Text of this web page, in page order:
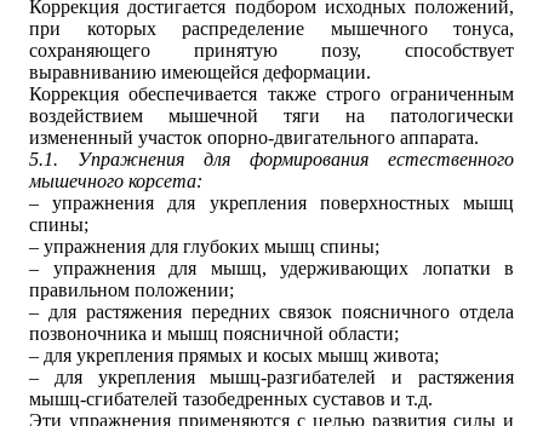
Коррекция достигается подбором исходных положений,
при которых распределение мышечного тонуса,
сохраняющего принятую позу, способствует
выравниванию имеющейся деформации.
Коррекция обеспечивается также строго ограниченным
воздействием мышечной тяги на патологически
измененный участок опорно-двигaтeльного аппарата.
5.1.
Упражнения для формирования естественного
мышечного корсета:
– упражнения для укрепления поверхностных мышц
спины;
– упражнения для глубоких мышц спины;
– упражнения для мышц, удерживающих лопатки в
правильном положении;
– для растяжения передних связок поясничного отдела
позвоночника и мышц поясничной области;
– для укрепления прямых и косых мышц живота;
– для укрепления мышц-разгибателей и растяжения
мышц-сгибателей тазобедренных суставов и т.д.
Эти упражнения применяются с целью развития силы и